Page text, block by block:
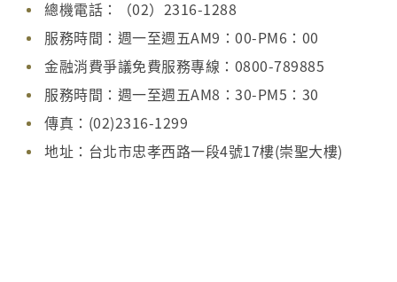
總機電話：（02）2316-1288
服務時間：週一至週五AM9：00-PM6：00
金融消費爭議免費服務專線：0800-789885
服務時間：週一至週五AM8：30-PM5：30
傳真：(02)2316-1299
地址：台北市忠孝西路一段4號17樓(崇聖大樓)